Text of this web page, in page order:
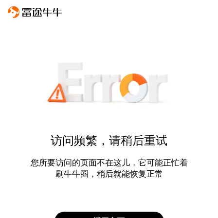
访问频繁，请稍后重试
您所要访问的页面不在这儿，它可能正忙着
刷牛牛圈，稍后就能恢复正常